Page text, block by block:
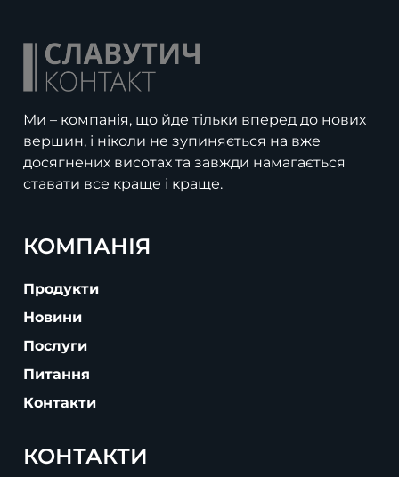
Ми – компанія, що йде тільки вперед до нових
вершин, і ніколи не зупиняється на вже
досягнених висотах та завжди намагається
ставати все краще і краще.
КОМПАНІЯ
Продукти
Новини
Послуги
Питання
Контакти
КОНТАКТИ